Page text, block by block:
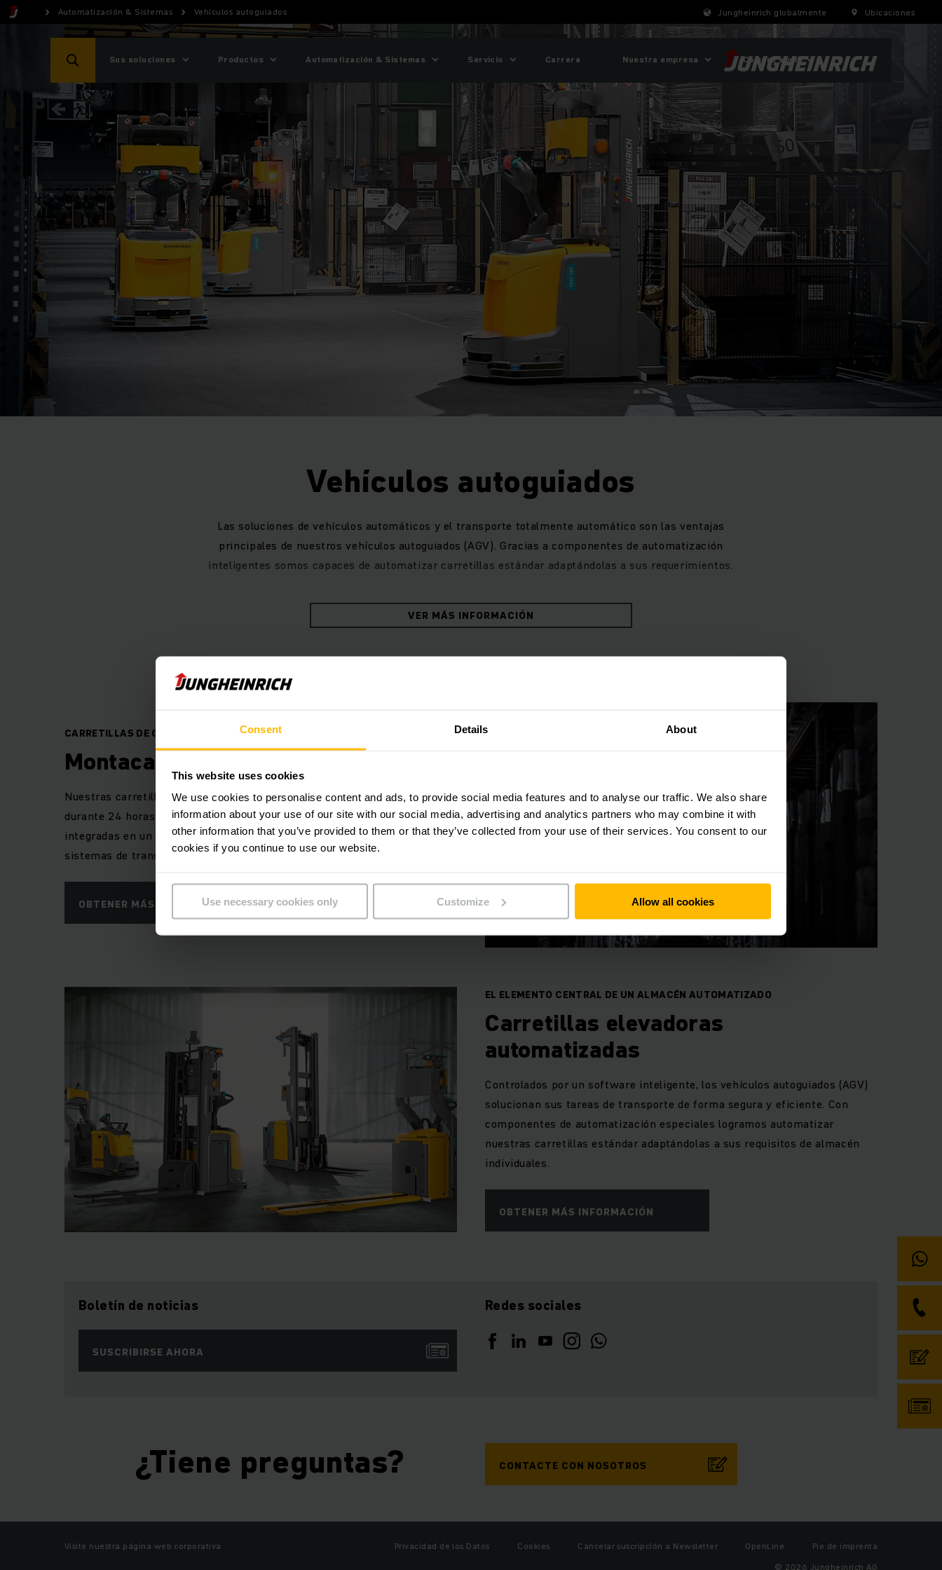
Consent Details About
This website uses cookies
We use cookies to personalise content and ads, to provide social media features and to analyse our traffic. We also share
information about your use of our site with our social media, advertising and analytics partners who may combine it with
other information that you’ve provided to them or that they’ve collected from your use of their services. You consent to our
cookies if you continue to use our website.
Use necessary cookies only Customize Allow all cookies
Automatización & Sistemas Vehículos autoguiados Jungheinrich globalmente Ubicaciones
Sus soluciones Productos Automatización & Sistemas Servicio Carrera Nuestra empresa ¡Compre aquí!
Vehículos autoguiados
Las soluciones de vehículos automáticos y el transporte totalmente automático son las ventajas
principales de nuestros vehículos autoguiados (AGV). Gracias a componentes de automatización
inteligentes somos capaces de automatizar carretillas estándar adaptándolas a sus requerimientos.
VER MÁS INFORMACIÓN
CARRETILLAS DE GRAN ALTURA AUTOMATIZADAS
Montacargas de gran altura
Nuestras carretillas de gran altura automatizadas prestan su servicio
durante 24 horas al día de forma eficiente y segura. Están perfectamente
integradas en un sistema global formado por estanterías, software y
sistemas de transporte continuo.
OBTENER MÁS INFORMACIÓN
EL ELEMENTO CENTRAL DE UN ALMACÉN AUTOMATIZADO
Carretillas elevadoras
automatizadas
Controlados por un software inteligente, los vehículos autoguiados (AGV)
solucionan sus tareas de transporte de forma segura y eficiente. Con
componentes de automatización especiales logramos automatizar
nuestras carretillas estándar adaptándolas a sus requisitos de almacén
individuales.
OBTENER MÁS INFORMACIÓN
Boletín de noticias
SUSCRIBIRSE AHORA
Redes sociales
¿Tiene preguntas? CONTACTE CON NOSOTROS
Visite nuestra página web corporativa Privacidad de los Datos Cookies Cancelar suscripción a Newsletter OpenLine
Pie de imprenta
© 2026 Jungheinrich AG